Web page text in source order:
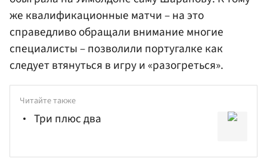
же квалификационные матчи – на это
справедливо обращали внимание многие
специалисты – позволили португалке как
следует втянуться в игру и «разогреться».
Читайте также
Три плюс два